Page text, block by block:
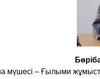
мүшесі – Ғылыми